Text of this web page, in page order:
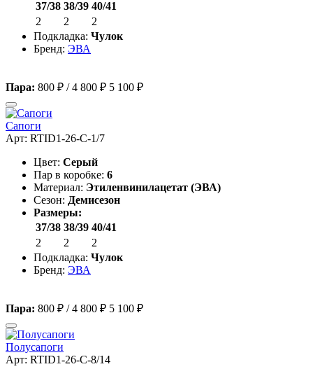
37/38 38/39 40/41
2
2
2
Подкладка: Чулок
Бренд: ЭВА
Пара: 800 ₽ /4 800 ₽ 5 100 ₽
Сапоги
Арт: RTID1-26-C-1/7
Цвет: Серый
Пар в коробке: 6
Материал: Этиленвинилацетат (ЭВА)
Сезон: Демисезон
Размеры:
37/38 38/39 40/41
2
2
2
Подкладка: Чулок
Бренд: ЭВА
Пара: 800 ₽ /4 800 ₽ 5 100 ₽
Полусапоги
Арт: RTID1-26-C-8/14